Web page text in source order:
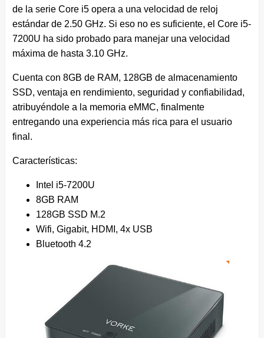
de la serie Core i5 opera a una velocidad de reloj
estándar de 2.50 GHz. Si eso no es suficiente, el Core i5-
7200U ha sido probado para manejar una velocidad
máxima de hasta 3.10 GHz.
Cuenta con 8GB de RAM, 128GB de almacenamiento
SSD, ventaja en rendimiento, seguridad y confiabilidad,
atribuyéndole a la memoria eMMC, finalmente
entregando una experiencia más rica para el usuario
final.
Características:
Intel i5-7200U
8GB RAM
128GB SSD M.2
Wifi, Gigabit, HDMI, 4x USB
Bluetooth 4.2